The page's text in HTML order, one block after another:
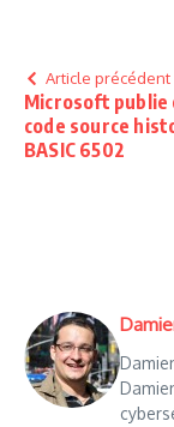
Article précédent
Microsoft publie
code source
BASIC 6502